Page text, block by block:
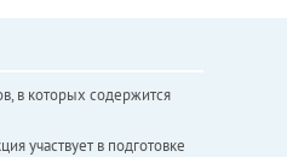
в которых содержится
участвует в подготовке